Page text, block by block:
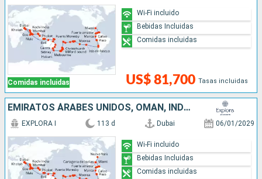
Comidas incluidas US$ 81,700 Tasas incluidas
Wi-Fi incluido
Bebidas Incluidas
Comidas incluidas
EMIRATOS ÁRABES UNIDOS, OMAN, INDIA, MALDIVAS, SRI LANKA, TAILANDIA, MALASIA, SINGAPUR, INDONESIA, PAPÚA NUEVA GUINEA, AUSTRALIA, NUEVA ZELANDA, FIDJI (ISLAS), TONGA, ILES COOK, FRANCIA, REINO UNIDO,
EXPLORA I 113 d Dubai 06/01/2029
Wi-Fi incluido
Bebidas Incluidas
Comidas incluidas